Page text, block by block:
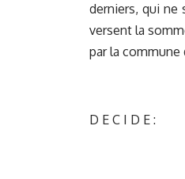
derniers, qui ne
versent la
par la commune
D E C I D E :